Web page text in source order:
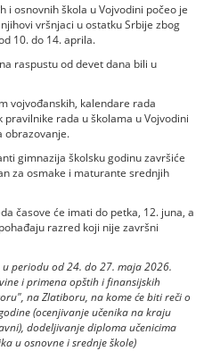
i osnovnih škola u Vojvodini počeo je
vršnjaci u ostatku Srbije zbog
10. do 14. aprila.
raspustu od devet dana bili u
vojvođanskih, kalendare rada
rada u školama u Vojvodini
obrazovanje.
gimnazija školsku godinu završiće
za osmake i maturante srednjih
časove će imati do petka, 12. juna, a
razred koji nije završni
periodu od 24. do 27. maja 2026.
i primena opštih i finansijskih
na Zlatiboru, na kome će biti reči o
(ocenjivanje učenika na kraju
dodeljivanje diploma učenicima
u osnovne i srednje škole)